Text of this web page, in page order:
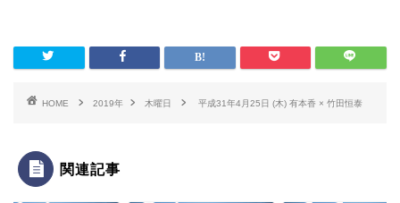
HOME 2019年 木曜日 平成31年4月25日 (木) 有本香 × 竹田恒泰
関連記事